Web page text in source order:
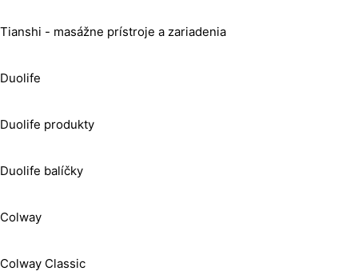
Tianshi - masážne prístroje a zariadenia
Duolife
Duolife produkty
Duolife balíčky
Colway
Colway Classic